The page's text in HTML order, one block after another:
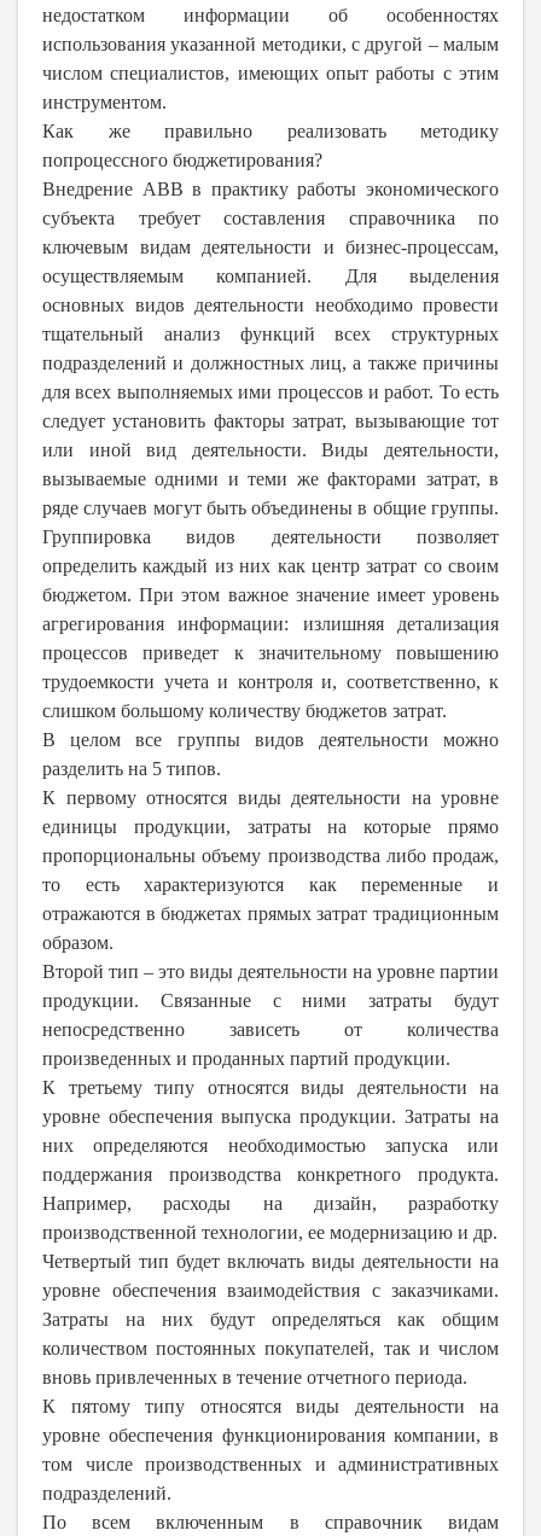
недостатком информации об особенностях
использования указанной методики, с другой – малым
числом специалистов, имеющих опыт работы с этим
инструментом.
Как же правильно реализовать методику
попроцессного бюджетирования?
Внедрение АВВ в практику работы экономического
субъекта требует составления справочника по
ключевым видам деятельности и бизнес-процессам,
осуществляемым компанией. Для выделения
основных видов деятельности необходимо провести
тщательный анализ функций всех структурных
подразделений и должностных лиц, а также причины
для всех выполняемых ими процессов и работ. То есть
следует установить факторы затрат, вызывающие тот
или иной вид деятельности. Виды деятельности,
вызываемые одними и теми же факторами затрат, в
ряде случаев могут быть объединены в общие группы.
Группировка видов деятельности позволяет
определить каждый из них как центр затрат со своим
бюджетом. При этом важное значение имеет уровень
агрегирования информации: излишняя детализация
процессов приведет к значительному повышению
трудоемкости учета и контроля и, соответственно, к
слишком большому количеству бюджетов затрат.
В целом все группы видов деятельности можно
разделить на 5 типов.
К первому относятся виды деятельности на уровне
единицы продукции, затраты на которые прямо
пропорциональны объему производства либо продаж,
то есть характеризуются как переменные и
отражаются в бюджетах прямых затрат традиционным
образом.
Второй тип – это виды деятельности на уровне партии
продукции. Связанные с ними затраты будут
непосредственно зависеть от количества
произведенных и проданных партий продукции.
К третьему типу относятся виды деятельности на
уровне обеспечения выпуска продукции. Затраты на
них определяются необходимостью запуска или
поддержания производства конкретного продукта.
Например, расходы на дизайн, разработку
производственной технологии, ее модернизацию и др.
Четвертый тип будет включать виды деятельности на
уровне обеспечения взаимодействия с заказчиками.
Затраты на них будут определяться как общим
количеством постоянных покупателей, так и числом
вновь привлеченных в течение отчетного периода.
К пятому типу относятся виды деятельности на
уровне обеспечения функционирования компании, в
том числе производственных и административных
подразделений.
По всем включенным в справочник видам